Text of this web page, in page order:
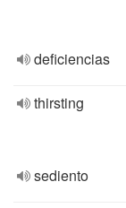
deficiencias
thirsting
sediento